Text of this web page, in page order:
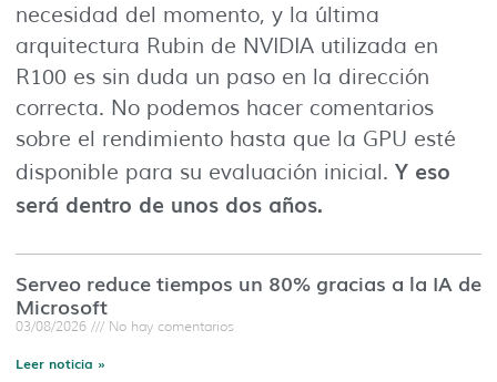
necesidad del momento, y la última
arquitectura Rubin de NVIDIA utilizada en
R100 es sin duda un paso en la dirección
correcta. No podemos hacer comentarios
sobre el rendimiento hasta que la GPU esté
disponible para su evaluación inicial. Y eso
será dentro de unos dos años.
Serveo reduce tiempos un 80% gracias a la IA de
Microsoft
03/08/2026 No hay comentarios
Leer noticia »